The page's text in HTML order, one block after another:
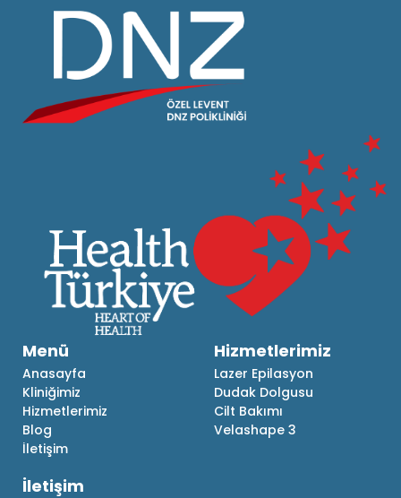
Menü
Anasayfa
Kliniğimiz
Hizmetlerimiz
Blog
İletişim
Hizmetlerimiz
Lazer Epilasyon
Dudak Dolgusu
Cilt Bakımı
Velashape 3
İletişim